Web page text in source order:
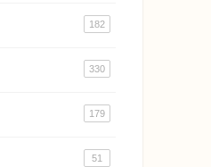
182
330
179
51